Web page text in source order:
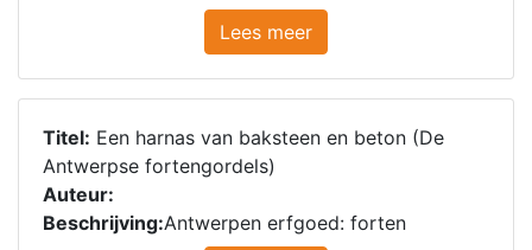
Lees meer
Titel: Een harnas van baksteen en beton (De
Antwerpse fortengordels)
Auteur:
Beschrijving:Antwerpen erfgoed: forten